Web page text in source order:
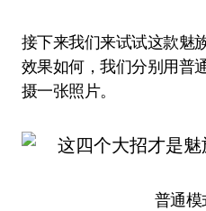
接下来我们来试试这款魅
效果如何，我们分别用普
摄一张照片。
普通